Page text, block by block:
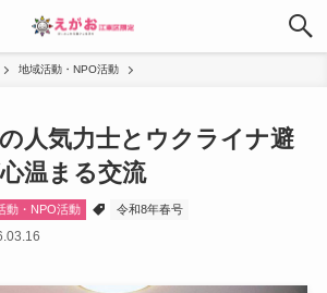
地域活動・NPO活動
人気力士とウクライナ避
温まる交流
動・NPO活動 令和8年春号